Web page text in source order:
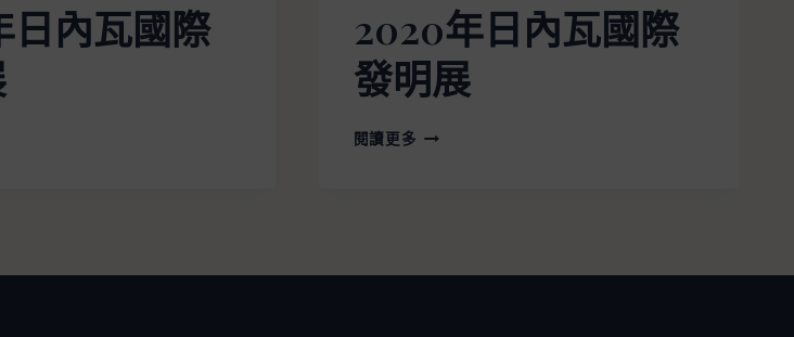
日內瓦國際
2020年日內瓦國際
發明展
閱讀更多